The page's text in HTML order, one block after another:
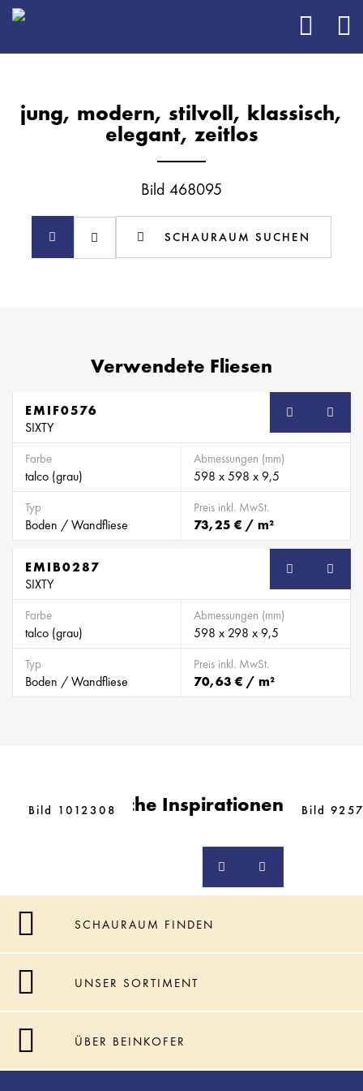
jung, modern, stilvoll, klassisch,
elegant, zeitlos
Bild 468095
SCHAURAUM SUCHEN
Verwendete Fliesen
SB
EMIF0576
SIXTY
Farbe
talco (grau)
Abmessungen (mm)
598 x 598 x 9,5
Typ
Boden / Wandfliese
Preis inkl. MwSt.
73,25 € / m²
SB
EMIB0287
SIXTY
Farbe
talco (grau)
Abmessungen (mm)
598 x 298 x 9,5
Typ
Boden / Wandfliese
Preis inkl. MwSt.
70,63 € / m²
Ähnliche Inspirationen
Bild 1012308 Bild
SCHAURAUM FINDEN
UNSER SORTIMENT
ÜBER BEINKOFER